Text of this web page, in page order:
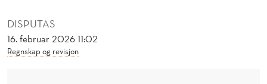
M
M
DISPUTAS
16. februar 2026 11:02
Regnskap og revisjon